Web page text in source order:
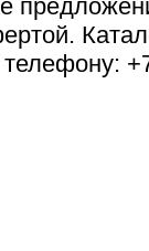
телефону: